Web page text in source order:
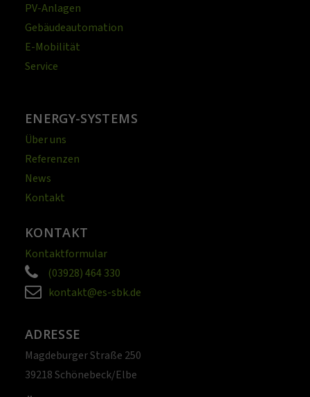
PV-Anlagen
Gebäudeautomation
E-Mobilität
Service
ENERGY-SYSTEMS
Über uns
Referenzen
News
Kontakt
KONTAKT
Kontaktformular
(03928) 464 330
kontakt@es-sbk.de
ADRESSE
Magdeburger Straße 250
39218 Schönebeck/Elbe